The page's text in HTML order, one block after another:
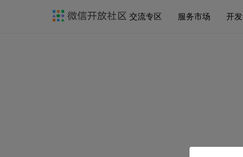
交流专区 服务市场 开